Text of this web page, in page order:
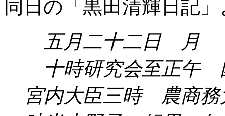
同日の「黒田清輝日記
五月二十二日 月
十時研究会至正午
宮内大臣三時 農商